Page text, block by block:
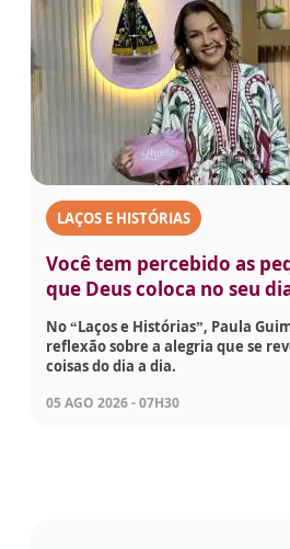
LAÇOS E HISTÓRIAS
Você tem percebido as
que Deus coloca no seu
No “Laços e Histórias”, Paula
reflexão sobre a alegria que se
coisas do dia a dia.
05 AGO 2026 - 07H30